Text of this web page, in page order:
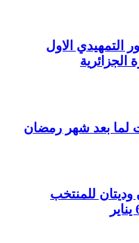
التمهيدي الاول
الجزائرية
لما بعد شهر رمضان
مباراتان وديتان للمنتخب